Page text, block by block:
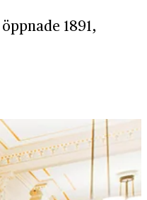
1891,